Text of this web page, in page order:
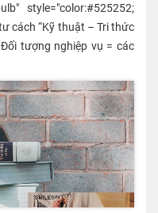
điều bình thường nhưng
thì chỉ khi nào có ý định
cha mẹ”. Vì thế mà anh
và được bố mẹ chị
chị. Năm 2006, một năm
và năm 2009, sau khi anh
anh chị giờ có 3 người,
anh chị sinh thêm một bé
chị Châu sống hạnh phúc
style="color:#525252;
cách “Kỹ thuật – Tri thức
các công việc lao động
có kinh nghiệm về một
lĩnh vực tương tự Có
ở Nhật hơn 5 năm” ＜